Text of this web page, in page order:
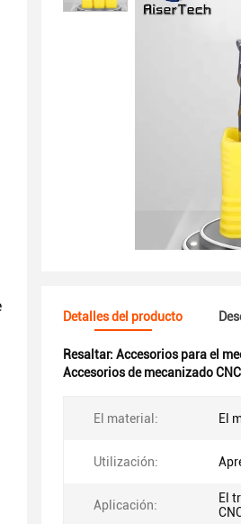
Detalles del producto
Resaltar: Accesorios para el
Accesorios de mecanizado
El material: El
Utilización:
Aplicación:
El